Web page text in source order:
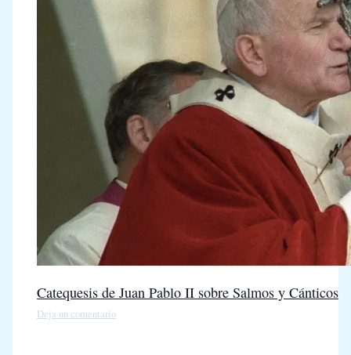
Catequesis de Juan Pablo II sobre Salmos y Cánticos
Deja un comentario